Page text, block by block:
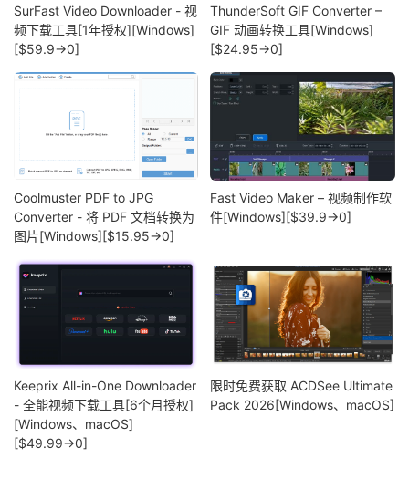
SurFast Video Downloader - 视
频下载工具[1年授权][Windows]
[$59.9→0]
ThunderSoft GIF Converter –
GIF 动画转换工具[Windows]
[$24.95→0]
Coolmuster PDF to JPG
Converter - 将 PDF 文档转换为
图片[Windows][$15.95→0]
Fast Video Maker – 视频制作软
件[Windows][$39.9→0]
Keeprix All-in-One Downloader
- 全能视频下载工具[6个月授权]
[Windows、macOS]
[$49.99→0]
限时免费获取 ACDSee Ultimate
Pack 2026[Windows、macOS]